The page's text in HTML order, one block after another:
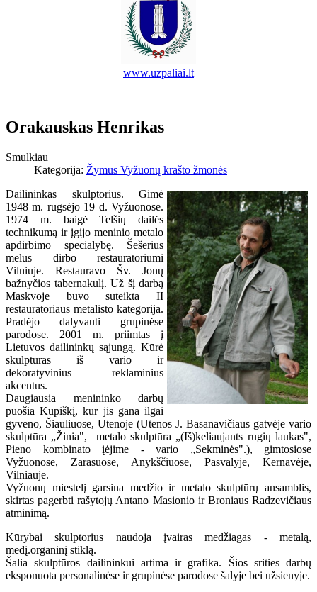
www.uzpaliai.lt
Orakauskas Henrikas
Smulkiau
Kategorija: Žymūs Vyžuonų krašto žmonės
Dailininkas skulptorius. Gimė
1948 m. rugsėjo 19 d. Vyžuonose.
1974 m. baigė Telšių dailės
technikumą ir įgijo meninio metalo
apdirbimo specialybę. Šešerius
melus dirbo restauratoriumi
Vilniuje. Restauravo Šv. Jonų
bažnyčios tabernakulį. Už šį darbą
Maskvoje buvo suteikta II
restauratoriaus metalisto kategorija.
Pradėjo dalyvauti grupinėse
parodose. 2001 m. priimtas į
Lietuvos dailininkų sąjungą. Kūrė
skulptūras iš vario ir
dekoratyvinius reklaminius
akcentus.
Daugiausia menininko darbų
puošia Kupiškį, kur jis gana ilgai
gyveno, Šiauliuose, Utenoje (Utenos J. Basanavičiaus gatvėje vario
skulptūra „Žinia", metalo skulptūra „(Iš)keliaujants rugių laukas",
Pieno kombinato įėjime - vario „Sekminės".), gimtosiose
Vyžuonose, Zarasuose, Anykščiuose, Pasvalyje, Kernavėje,
Vilniauje.
Vyžuonų miestelį garsina medžio ir metalo skulptūrų ansamblis,
skirtas pagerbti rašytojų Antano Masionio ir Broniaus Radzevičiaus
atminimą.
Kūrybai skulptorius naudoja įvairas medžiagas - metalą,
medį.organinį stiklą.
Šalia skulptūros dailininkui artima ir grafika. Šios srities darbų
eksponuota personalinėse ir grupinėse parodose šalyje bei užsienyje.